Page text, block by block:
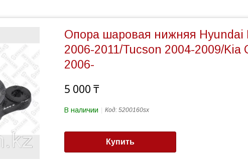
Опора шаровая нижняя Hyundai
2006-2011/Tucson 2004-2009/Kia
2006-
5 000 ₸
В наличии Код: 5200160sx
Купить